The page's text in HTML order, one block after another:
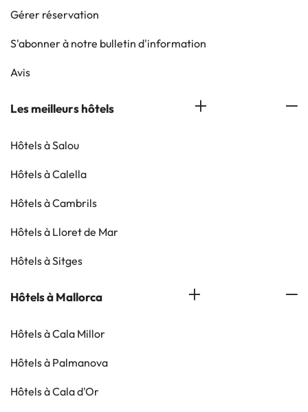
Gérer réservation
S'abonner à notre bulletin d'information
Avis
Les meilleurs hôtels
Hôtels à Salou
Hôtels à Calella
Hôtels à Cambrils
Hôtels à Lloret de Mar
Hôtels à Sitges
Hôtels à Mallorca
Hôtels à Cala Millor
Hôtels à Palmanova
Hôtels à Cala d'Or